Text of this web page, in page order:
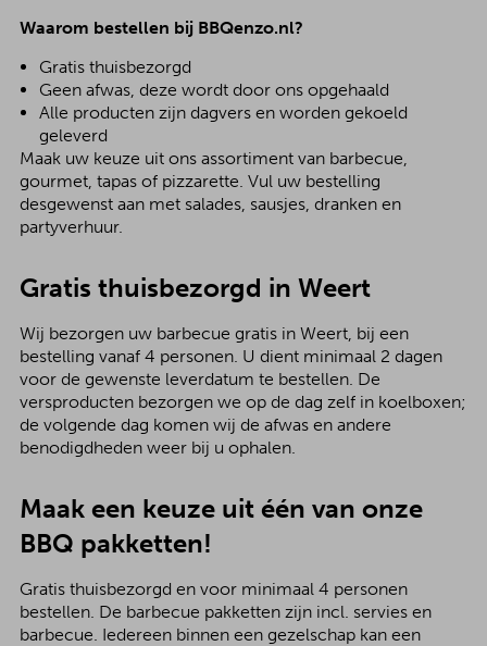
Waarom bestellen bij BBQenzo.nl?
Gratis thuisbezorgd
Geen afwas, deze wordt door ons opgehaald
Alle producten zijn dagvers en worden gekoeld
geleverd
Maak uw keuze uit ons assortiment van barbecue,
gourmet, tapas of pizzarette. Vul uw bestelling
desgewenst aan met salades, sausjes, dranken en
partyverhuur.
Gratis thuisbezorgd in Weert
Wij bezorgen uw barbecue gratis in Weert, bij een
bestelling vanaf 4 personen. U dient minimaal 2 dagen
voor de gewenste leverdatum te bestellen. De
versproducten bezorgen we op de dag zelf in koelboxen;
de volgende dag komen wij de afwas en andere
benodigdheden weer bij u ophalen.
Maak een keuze uit één van onze
BBQ pakketten!
Gratis thuisbezorgd en voor minimaal 4 personen
bestellen. De barbecue pakketten zijn incl. servies en
barbecue. Iedereen binnen een gezelschap kan een